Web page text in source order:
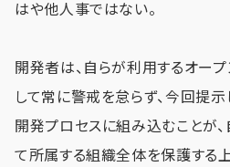
はや他人事ではない。
開発者は、自らが利用するオープ
して常に警戒を怠らず、今回提
開発プロセスに組み込むことが、
て所属する組織全体を保護する